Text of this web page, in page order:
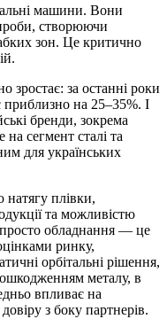
машини. Вони
створюючи
зон. Це критично
зростає: за останні роки
приблизно на 25–35%. І
бренди, зокрема
сегмент сталі та
для українських
плівки,
та можливістю
просто обладнання — це
ринку,
орбітальні рішення,
металу, в
впливає на
з боку партнерів.